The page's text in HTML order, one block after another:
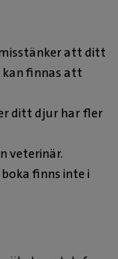
att ditt
finnas att
ditt djur har fler
veterinär.
finns inte i